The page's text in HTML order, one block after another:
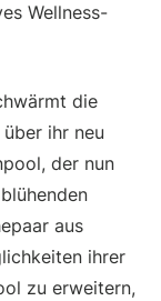
Wellness-
die
ihr neu
der nun
aus
ihrer
zu erweitern,